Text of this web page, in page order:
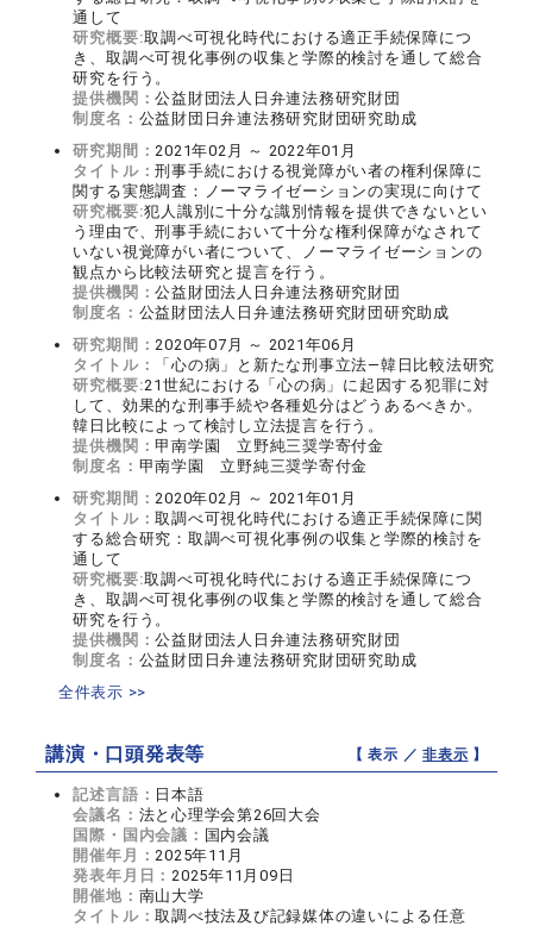
通して
研究概要:取調べ可視化時代における適正手続保障につ
き、取調べ可視化事例の収集と学際的検討を通して総合
研究を行う。
提供機関：公益財団法人日弁連法務研究財団
制度名： 公益財団日弁連法務研究財団研究助成
研究期間：2021年02月 ～ 2022年01月
タイトル：刑事手続における視覚障がい者の権利保障に
関する実態調査：ノーマライゼーションの実現に向けて
研究概要:犯人識別に十分な識別情報を提供できないとい
う理由で、刑事手続において十分な権利保障がなされて
いない視覚障がい者について、ノーマライゼーションの
観点から比較法研究と提言を行う。
提供機関：公益財団法人日弁連法務研究財団
制度名： 公益財団法人日弁連法務研究財団研究助成
研究期間：2020年07月 ～ 2021年06月
タイトル：
「心の病」と新たな刑事立法―韓日比較法研究
研究概要:21世紀における「心の病」に起因する犯罪に対
して、効果的な刑事手続や各種処分はどうあるべきか。
韓日比較によって検討し立法提言を行う。
提供機関：甲南学園 立野純三奨学寄付金
制度名： 甲南学園 立野純三奨学寄付金
研究期間：2020年02月 ～ 2021年01月
タイトル：取調べ可視化時代における適正手続保障に関
する総合研究：取調べ可視化事例の収集と学際的検討を
通して
研究概要:取調べ可視化時代における適正手続保障につ
き、取調べ可視化事例の収集と学際的検討を通して総合
研究を行う。
提供機関：公益財団法人日弁連法務研究財団
制度名： 公益財団日弁連法務研究財団研究助成
全件表示 >>
講演・口頭発表等 【 表示 ／非表示 】
記述言語： 日本語
会議名： 法と心理学会第26回大会
国際・国内会議： 国内会議
開催年月：2025年11月
発表年月日：2025年11月09日
開催地： 南山大学
タイトル：取調べ技法及び記録媒体の違いによる任意